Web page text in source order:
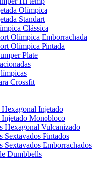
Olímpica
Standart
Clássica
Olímpica Emborrachada
Olímpica Pintada
Plate
Crossfit
Injetado
Monobloco
Hexagonal Vulcanizado
Sextavados Pintados
Sextavados Emborrachados
Dumbbells